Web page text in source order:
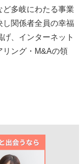
多岐にわたる事業
し関係者全員の幸福
、インターネット
リング・M&Aの領